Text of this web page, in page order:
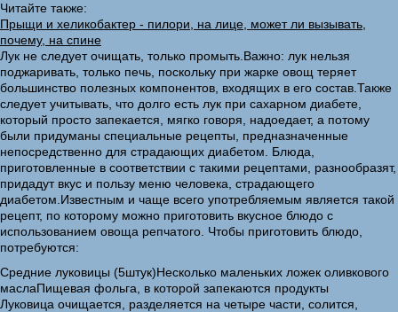
Читайте также:
Прыщи и хеликобактер - пилори, на лице, может ли вызывать,
почему, на спине
Лук не следует очищать, только промыть.Важно: лук нельзя
поджаривать, только печь, поскольку при жарке овощ теряет
большинство полезных компонентов, входящих в его состав.Также
следует учитывать, что долго есть лук при сахарном диабете,
который просто запекается, мягко говоря, надоедает, а потому
были придуманы специальные рецепты, предназначенные
непосредственно для страдающих диабетом. Блюда,
приготовленные в соответствии с такими рецептами, разнообразят,
придадут вкус и пользу меню человека, страдающего
диабетом.Известным и чаще всего употребляемым является такой
рецепт, по которому можно приготовить вкусное блюдо с
использованием овоща репчатого. Чтобы приготовить блюдо,
потребуются:
Средние луковицы (5штук)Несколько маленьких ложек оливкового
маслаПищевая фольга, в которой запекаются продукты
Луковица очищается, разделяется на четыре части, солится,